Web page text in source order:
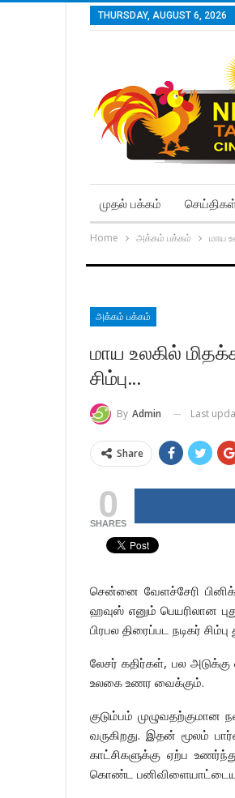
THURSDAY, AUGUST 6, 2026
முதல் பக்கம்
Home அக்கம் பக்கம் மாய
அக்கம் பக்கம்
மாய உலகில்
சிம்பு…
By Admin Last
Share
0
SHARES
சென்னை வேளச்சேரி
ஹவுஸ் எனும் பெயரிலான
பிரபல திரைப்பட நடிகர்
லேசர் கதிர்கள், பல
உலகை உணர வைக்கும்.
குடும்பம்
வருகிறது. இதன் மூலம்
காட்சிகளுக்கு ஏற்ப
கொண்ட பனிவிளையாட்டையும்